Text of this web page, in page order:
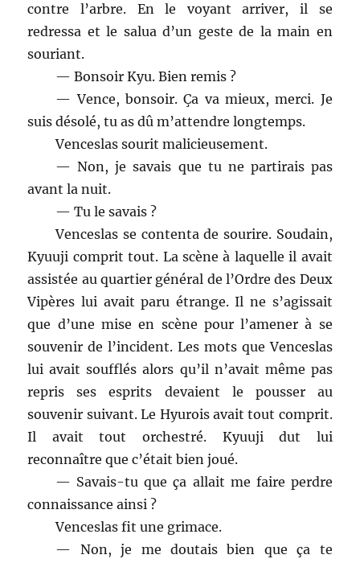
contre l’arbre. En le voyant arriver, il se
redressa et le salua d’un geste de la main en
souriant.
— Bonsoir Kyu. Bien remis ?
— Vence, bonsoir. Ça va mieux, merci. Je
suis désolé, tu as dû m’attendre longtemps.
Venceslas sourit malicieusement.
— Non, je savais que tu ne partirais pas
avant la nuit.
— Tu le savais ?
Venceslas se contenta de sourire. Soudain,
Kyuuji comprit tout. La scène à laquelle il avait
assistée au quartier général de l’Ordre des Deux
Vipères lui avait paru étrange. Il ne s’agissait
que d’une mise en scène pour l’amener à se
souvenir de l’incident. Les mots que Venceslas
lui avait soufflés alors qu’il n’avait même pas
repris ses esprits devaient le pousser au
souvenir suivant. Le Hyurois avait tout comprit.
Il avait tout orchestré. Kyuuji dut lui
reconnaître que c’était bien joué.
— Savais-tu que ça allait me faire perdre
connaissance ainsi ?
Venceslas fit une grimace.
— Non, je me doutais bien que ça te